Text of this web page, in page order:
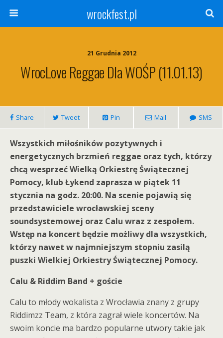
wrockfest.pl
21 Grudnia 2012
WrocLove Reggae Dla WOŚP (11.01.13)
Share Tweet Pin Mail SMS
Wszystkich miłośników pozytywnych i
energetycznych brzmień reggae oraz tych, którzy
chcą wesprzeć Wielką Orkiestrę Świątecznej
Pomocy, klub Łykend zaprasza w piątek 11
stycznia na godz. 20:00. Na scenie pojawią się
przedstawiciele wrocławskiej sceny
soundsystemowej oraz Calu wraz z zespołem.
Wstęp na koncert będzie możliwy dla wszystkich,
którzy nawet w najmniejszym stopniu zasilą
puszki Wielkiej Orkiestry Świątecznej Pomocy.
Calu & Riddim Band + goście
Calu to młody wokalista z Wrocławia znany z grupy
Riddimzz Team, z która zagrał wiele koncertów. Na
swoim koncie ma bardzo popularne utwory takie jak